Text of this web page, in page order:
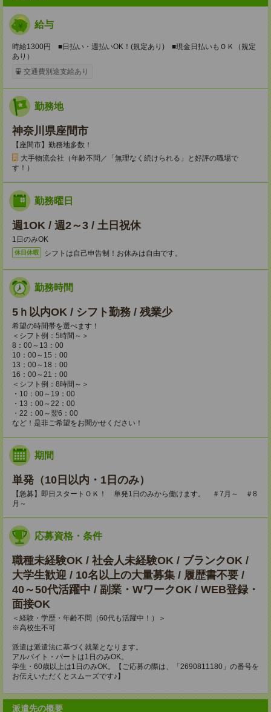
給与
時給1300円 ■日払い・週払いOK！(規定あり) ■現金日払いもＯＫ（規定
あり）
交通費別途支給あり
勤務地
神奈川県座間市
【座間市】勤務地多数！
大手物流会社（年齢不問／「無理なく続けられる」と好評の職場で
す！）
勤務曜日
週1OK / 週2～3 / 土日祝休
1日のみOK
休日休暇 シフトは自己申告制！お休みは自由です。
勤務時間
5ｈ以内OK / シフト勤務 / 残業少
希望の時間帯を選べます！
＜シフト例：5時間～＞
8：00～13：00
10：00～15：00
13：00～18：00
16：00～21：00
＜シフト例：8時間～＞
・10：00～19：00
・13：00～22：00
・22：00～翌6：00
など！是非ご希望をお聞かせください！
期間
単発（10日以内・1日のみ）
【急募】即日スタートＯＫ！ 単発1日のみから働けます。 ＃7月～ ＃8
月～
応募資格・条件
職種未経験OK / 社会人未経験OK / ブランクOK /
大学生歓迎 / 10名以上の大量募集 / 履歴書不要 /
40～50代活躍中 / 副業・WワークOK / WEB登録・
面接OK
＜経験・学歴・年齢不問（60代も活躍中！）＞
※高校生不可
派遣は派遣法に基づく就業となります。
アルバイト・パートは1日のみOK。
学生・60歳以上は1日のみOK。【ご応募の際は、「2690811180」の番号を
お伝えいただくとスムーズです♪】
派遣先の概要